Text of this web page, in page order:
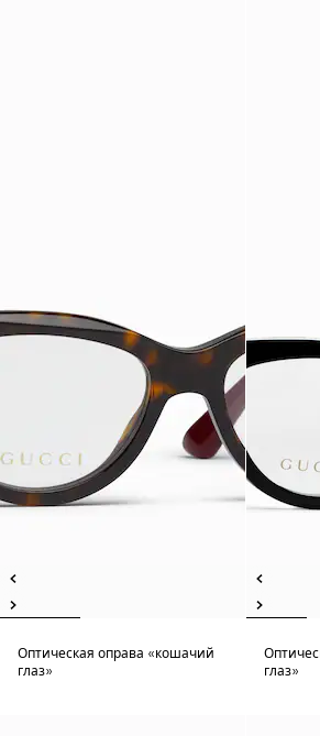
Оптическая оправа «кошачий
глаз»
глаз»